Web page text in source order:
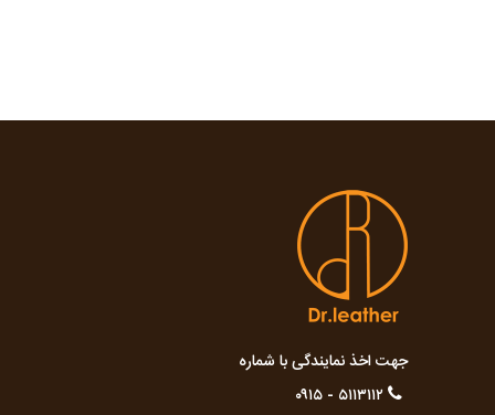
جهت اخذ نمایندگی با شماره
۵۱۱۳۱۱۲ - ۰۹۱۵